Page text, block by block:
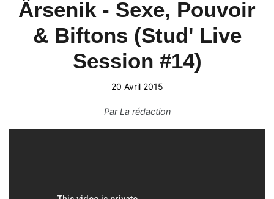
Ärsenik - Sexe, Pouvoir
& Biftons (Stud' Live
Session #14)
20 Avril 2015
ParLa rédaction